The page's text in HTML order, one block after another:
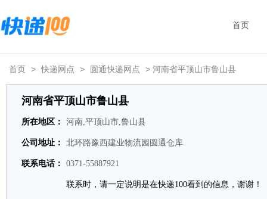
首页
首页 > 快递网点 > 圆通快递网点 > 河南省平顶山市鲁山县
河南省平顶山市鲁山县
所在地区： 河南,平顶山市,鲁山县
公司地址： 北环路豫西建业物流园圆通仓库
联系电话： 0371-55887921
联系时，请一定说明是在快递100看到的信息，谢谢！